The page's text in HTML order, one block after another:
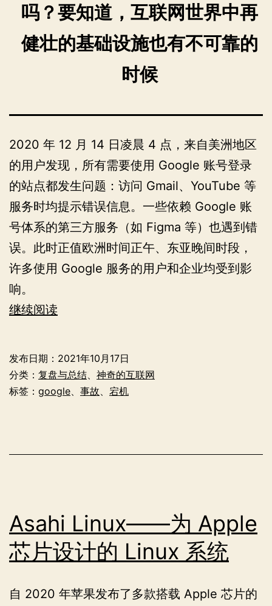
吗？要知道，互联网世界中再
健壮的基础设施也有不可靠的
时候
2020 年 12 月 14 日凌晨 4 点，来自美洲地区
的用户发现，所有需要使用 Google 账号登录
的站点都发生问题：访问 Gmail、YouTube 等
服务时均提示错误信息。一些依赖 Google 账
号体系的第三方服务（如 Figma 等）也遇到错
误。此时正值欧洲时间正午、东亚晚间时段，
许多使用 Google 服务的用户和企业均受到影
响。
继续阅读
月
Google
事
盘
发布日期： 2021年10月17日
分类： 复盘与总结
神奇的互联网
标签： google 事故 宕机
Asahi Linux——为 Apple
芯片设计的 Linux 系统
自 2020 年苹果发布了多款搭载 Apple 芯片的